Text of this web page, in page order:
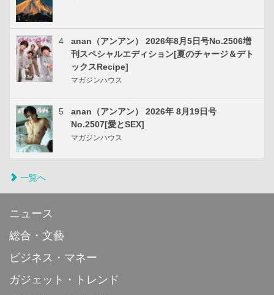
4
anan（アンアン） 2026年8月5日号No.2506増
刊スペシャルエディション[夏のチャージ＆デト
ックスRecipe]
マガジンハウス
5
anan（アンアン） 2026年 8月19日号
No.2507[愛とSEX]
マガジンハウス
一覧へ
ニュース
総合・文藝
ビジネス・マネー
ガジェット・トレンド